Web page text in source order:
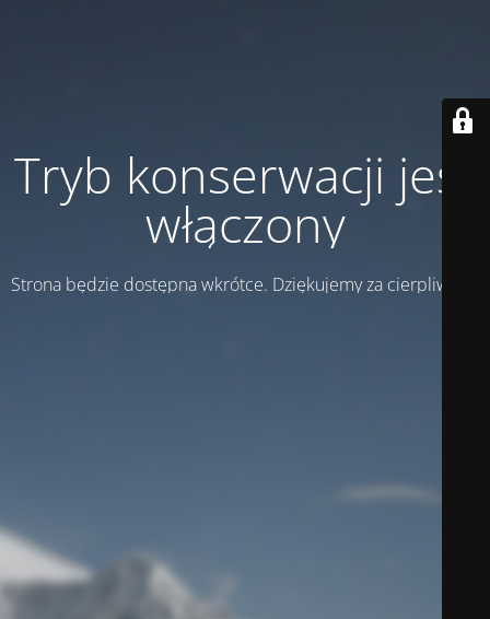
Tryb konserwacji jest
włączony
Strona będzie dostępna wkrótce. Dziękujemy za cierpliwość!